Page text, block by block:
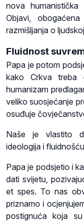
nova humanistička
Objavi,
razmišljanja o
Fluidnost
Papa je potom
kako Crkva treba
humanizam
veliko suosjećanje
osuđuje
Naše je vlastito
ideologija i
Papa je podsjetio i
dati svijetu,
et spes. To nas
priznamo i
postignuća koja